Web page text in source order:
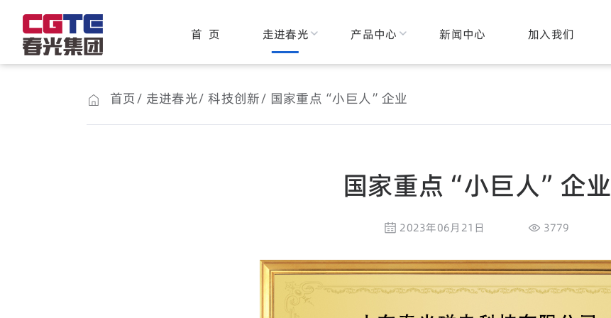
首 页 走进春光 产品中心 新闻中心 加入我们
首页 走进春光 科技创新 国家重点“小巨人”企业
国家重点“小巨人”企业
2023年06月21日 3779